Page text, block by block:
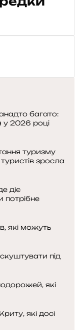
багато:
у 2026 році
туризму
зросла
діє
потрібне
які можуть
під
які
які досі